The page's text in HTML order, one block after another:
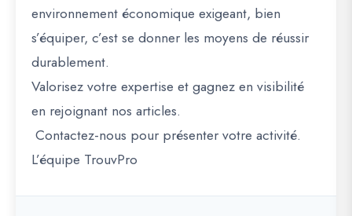
environnement économique exigeant, bien
s’équiper, c’est se donner les moyens de réussir
durablement.
Valorisez votre expertise et gagnez en visibilité
en rejoignant nos articles.
Contactez-nous pour présenter votre activité.
L’équipe TrouvPro